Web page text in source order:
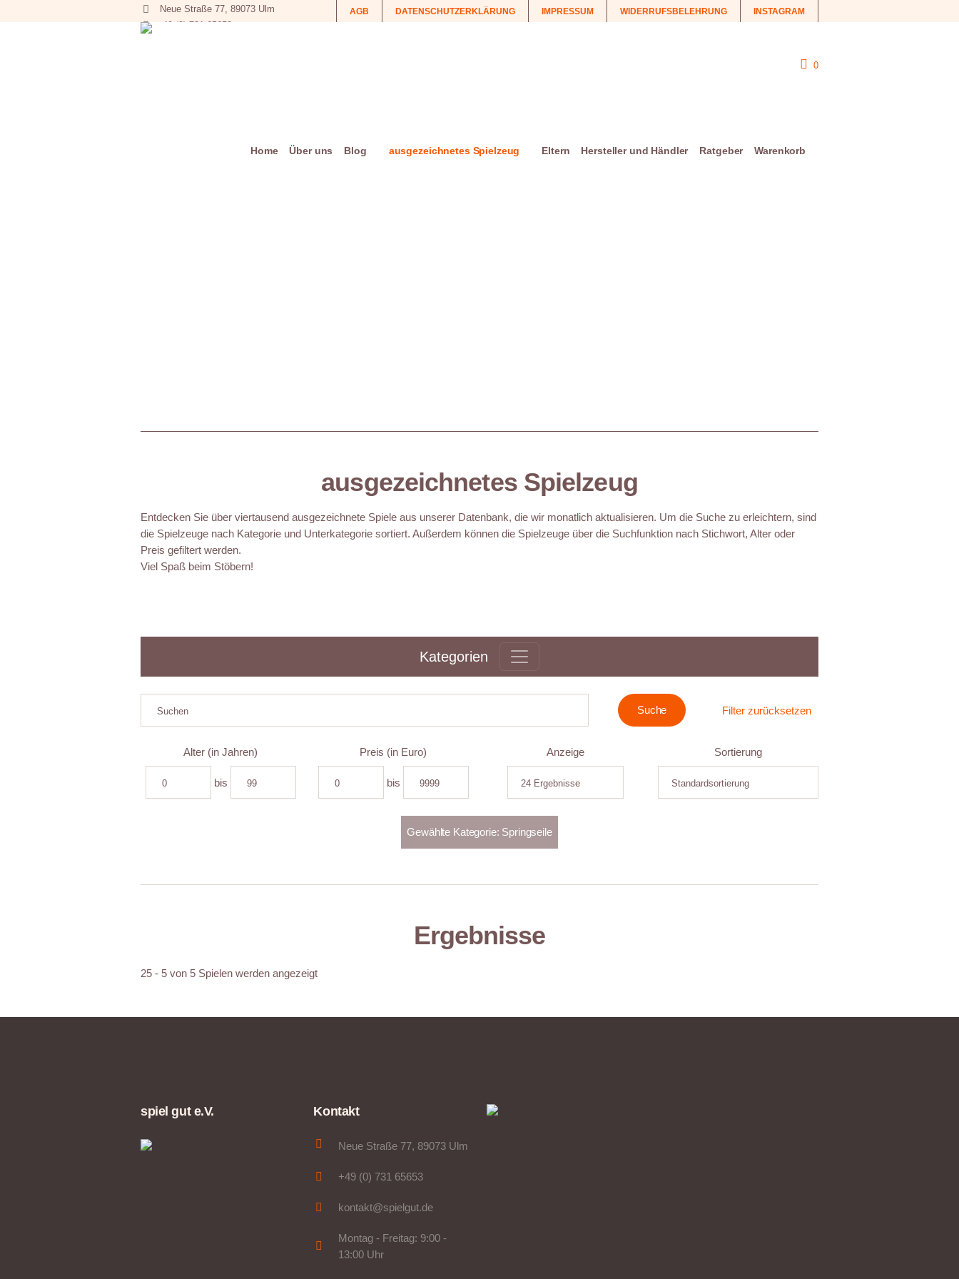
AGB DATENSCHUTZERKLÄRUNG IMPRESSUM WIDERRUFSBELEHRUNG INSTAGRAM
Neue Straße 77, 89073 Ulm
+49 (0) 731 65653
0
Home Über uns Blog ausgezeichnetes Spielzeug Eltern Hersteller und Händler Ratgeber Warenkorb
ausgezeichnetes Spielzeug
Entdecken Sie über viertausend ausgezeichnete Spiele aus unserer Datenbank, die wir monatlich aktualisieren. Um die Suche zu erleichtern, sind
die Spielzeuge nach Kategorie und Unterkategorie sortiert. Außerdem können die Spielzeuge über die Suchfunktion nach Stichwort, Alter oder
Preis gefiltert werden.
Viel Spaß beim Stöbern!
Kategorien
Filter zurücksetzen
Alter (in Jahren)
bis
Preis (in Euro)
bis
Anzeige Sortierung
Ergebnisse
25 - 5 von 5 Spielen werden angezeigt
spiel gut e.V. Kontakt
Neue Straße 77, 89073 Ulm
+49 (0) 731 65653
kontakt@spielgut.de
Montag - Freitag: 9:00 -
13:00 Uhr